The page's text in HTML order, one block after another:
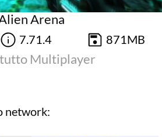
Arena
7.71.4 871MB
Multiplayer
network: